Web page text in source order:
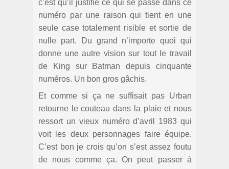
c’est qu’il justifie ce qui se passe dans ce
numéro par une raison qui tient en une
seule case totalement risible et sortie de
nulle part. Du grand n’importe quoi qui
donne une autre vision sur tout le travail
de King sur Batman depuis cinquante
numéros. Un bon gros gâchis.
Et comme si ça ne suffisait pas Urban
retourne le couteau dans la plaie et nous
ressort un vieux numéro d’avril 1983 qui
voit les deux personnages faire équipe.
C’est bon je crois qu’on s’est assez foutu
de nous comme ça. On peut passer à